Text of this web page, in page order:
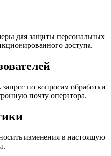
для защиты персональных
доступа.
по вопросам обработки
почту оператора.
изменения в настоящую